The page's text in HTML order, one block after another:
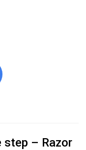
step – Razor